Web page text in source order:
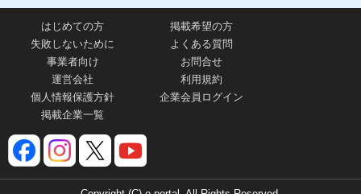
はじめての方
掲載希望の方
失敗しないために
よくある質問
事業者向け
お問合せ
運営会社
利用規約
個人情報保護方針
企業会員ログイン
掲載企業一覧